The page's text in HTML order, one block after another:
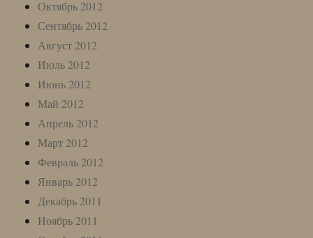
Октябрь 2012
Сентябрь 2012
Август 2012
Июль 2012
Июнь 2012
Май 2012
Апрель 2012
Март 2012
Февраль 2012
Январь 2012
Декабрь 2011
Ноябрь 2011